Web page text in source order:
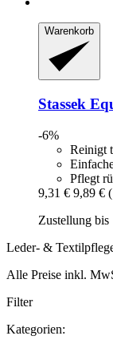
Warenkorb
Stassek
-6%
Reinigt
Pflegt
9,31 € 9,89 €
Zustellung bis
Leder- &
Alle Preise inkl.
Filter
Kategorien: